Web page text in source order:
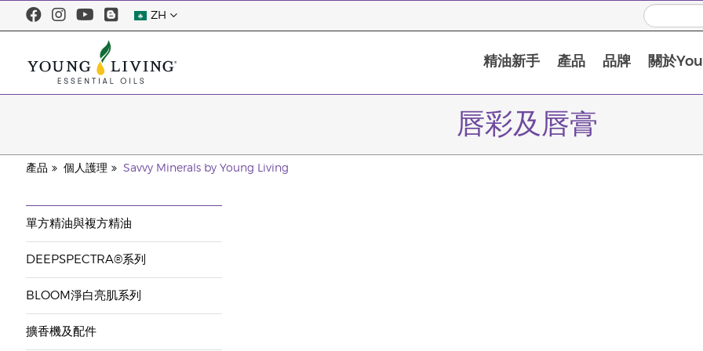
ZH
精油新手 產品 品牌 關於
唇彩及唇膏
產品 個人護理 Savvy Minerals by Young Living
單方精油與複方精油
DEEPSPECTRA®系列
BLOOM淨白亮肌系列
擴香機及配件